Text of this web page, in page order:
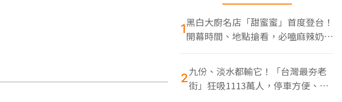
1黑白大廚名店「甜蜜蜜」首度登台！
開幕時間、地點搶看，必嗑麻辣奶油
蝦
2九份、淡水都輸它！「台灣最夯老
街」狂吸1113萬人，停車方便、特